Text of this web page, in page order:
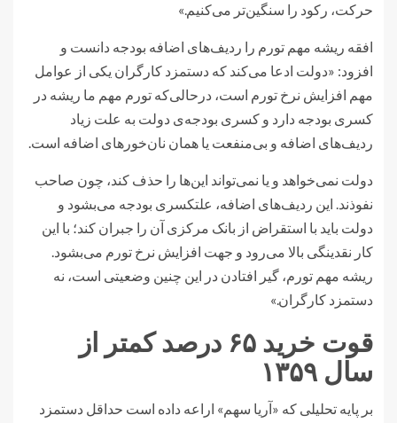
حرکت، رکود را سنگین‌تر می‌کنیم.»
افقه ریشه‌ مهم تورم را ردیف‌های اضافه بودجه دانست و
افزود: «دولت ادعا می‌کند که دستمزد کارگران یکی از عوامل
مهم افزایش نرخ تورم است، درحالی‌که تورم مهم ما ریشه در
کسری بودجه دارد و کسری بودجه‌ی دولت به علت زیاد
ردیف‌های اضافه و بی‌منفعت یا همان نان‌خور‌های اضافه است.
دولت نمی‌خواهد و یا نمی‌تواند این‌ها را حذف کند، چون صاحب
نفوذند. این ردیف‌های اضافه، علتکسری بودجه می‌بشود و
دولت باید با استقراض از بانک مرکزی آن را جبران کند؛ با این
کار نقدینگی بالا می‌رود و جهت افزایش نرخ تورم می‌بشود.
ریشه‌ مهم تورم، گیر افتادن در این چنین وضعیتی است، نه
دستمزد کارگران.»
قوت خرید ۶۵ درصد کمتر از
سال ۱۳۵۹
بر پایه تحلیلی که «آریا سهم» اراعه داده است حداقل دستمزد